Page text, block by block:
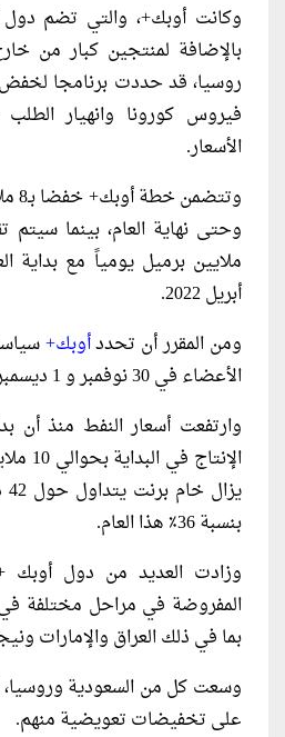
وكانت أوبك+، والتي تضم دول
بالإضافة لمنتجين كبار من
روسيا، قد حددت برنامجا
فيروس كورونا وانهيار الطلب
الأسعار.
ملايين برميل يومياً مع بداية
أبريل 2022.
ومن المقرر أن تحددأوبك+
الأعضاء في 30 نوفمبر و 1 ديسمبر القادم.
وارتفعت أسعار النفط منذ
بنسبة 36٪ هذا العام.
وزادت العديد من دول أوبك
المفروضة في مراحل مختلفة في
بما في ذلك العراق والإمارات
وسعت كل من السعودية وروسيا،
على تخفيضات تعويضية منهم.